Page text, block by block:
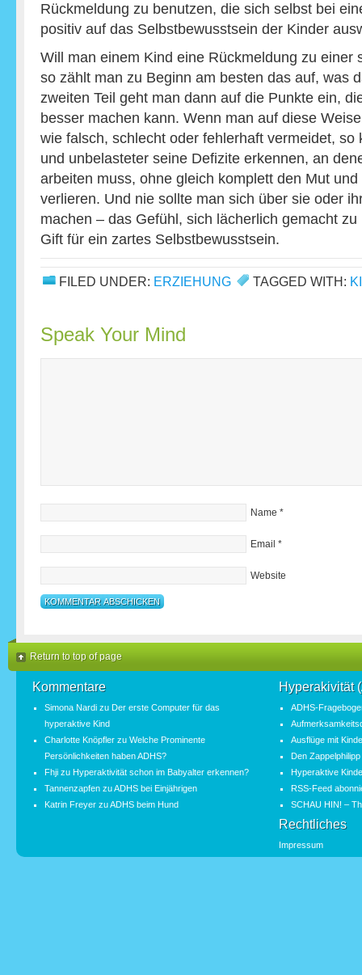
Rückmeldung zu benutzen, die sich selbst bei
positiv auf das Selbstbewusstsein der Kinder
Will man einem Kind eine Rückmeldung zu einer
so zählt man zu Beginn am besten das auf, was
zweiten Teil geht man dann auf die Punkte ein,
besser machen kann. Wenn man auf diese
wie falsch, schlecht oder fehlerhaft vermeidet, so
und unbelasteter seine Defizite erkennen, an
arbeiten muss, ohne gleich komplett den Mut
verlieren. Und nie sollte man sich über sie oder
machen – das Gefühl, sich lächerlich gemacht
Gift für ein zartes Selbstbewusstsein.
FILED UNDER: ERZIEHUNG TAGGED WITH:
Speak Your Mind
Name *
Email *
Website
Return to top of page
Kommentare
Simona Nardi zu Der erste Computer für das
hyperaktive Kind
Charlotte Knöpfler zu Welche Prominente
Persönlichkeiten haben ADHS?
Fhji zu Hyperaktivität schon im Babyalter erkennen?
Tannenzapfen zuADHS bei Einjährigen
Katrin Freyer zuADHS beim Hund
Hyperakivität
ADHS-
Ausflüge mit
Den
Hyperaktive
RSS-Feed
SCHAU HIN! –
Rechtliches
Impressum